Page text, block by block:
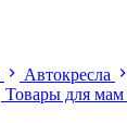
Автокресла
Товары для мам